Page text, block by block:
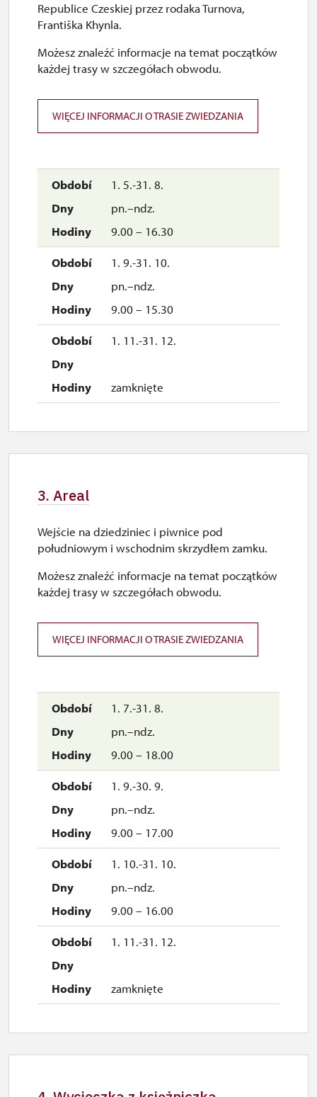
1. 5.-31. 8.
pn.–ndz.
9.00 – 16.30
1. 9.-31. 10.
pn.–ndz.
9.00 – 15.30
1. 11.-31. 12.
zamknięte
Republice Czeskiej przez rodaka Turnova,
Františka Khynla.
Możesz znaleźć informacje na temat początków
każdej trasy w szczegółach obwodu.
WIĘCEJ INFORMACJI O TRASIE ZWIEDZANIA
3. Areal
1. 7.-31. 8.
pn.–ndz.
9.00 – 18.00
1. 9.-30. 9.
pn.–ndz.
9.00 – 17.00
1. 10.-31. 10.
pn.–ndz.
9.00 – 16.00
1. 11.-31. 12.
zamknięte
Wejście na dziedziniec i piwnice pod
południowym i wschodnim skrzydłem zamku.
Możesz znaleźć informacje na temat początków
każdej trasy w szczegółach obwodu.
WIĘCEJ INFORMACJI O TRASIE ZWIEDZANIA